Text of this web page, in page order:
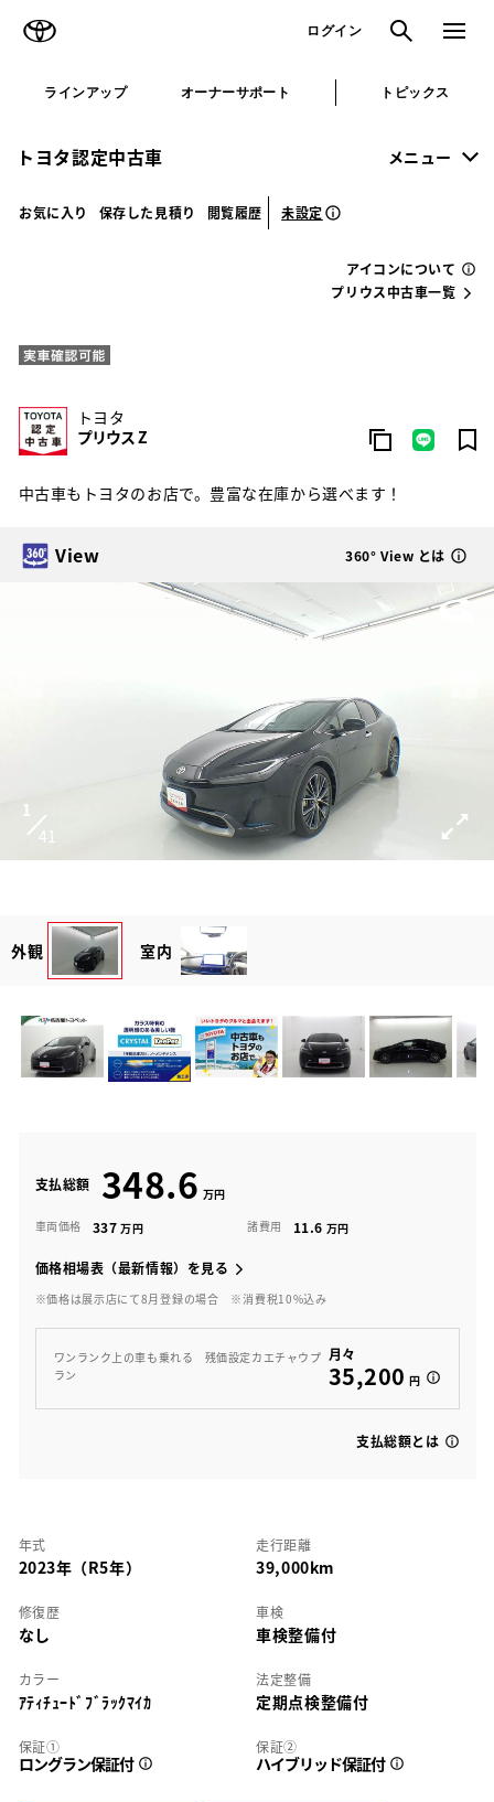
ログイン 検索 メニュ
ラインアップ オーナーサポート トピックス
トヨタ認定中古車 メニュー
お気に入り 保存した見積り 閲覧履歴 未設定
アイコンについて
プリウス中古車一覧
トヨタ
プリウス Z
中古車もトヨタのお店で。豊富な在庫から選べます！
View 360° View とは
1
41
外観 室内
支払総額 348.6
車両価格 337 諸費用 11.6
価格相場表（最新情報）を見る
※価格は展示店にて8月登録の場合 ※消費税10%込み
ワンランク上の車も乗れる 残価設定カエチャウプ
ラン
月々
35,200 円
支払総額とは
年式
2023年（R5年）
走行距離
39,000km
修復歴
なし
車検
車検整備付
カラー
ｱﾃｨﾁｭｰﾄﾞﾌﾞﾗｯｸﾏｲｶ
法定整備
定期点検整備付
保証①
ロングラン保証付
保証②
ハイブリッド保証付